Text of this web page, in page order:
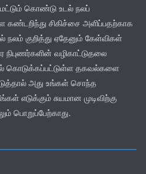
கொண்டு உடல் நலப்
சிகிச்சை அளிப்பதற்காக
நலம் குறித்து ஏதேனும் கேள்விகள்
நிபுணர்களின் வழிகாட்டுதலை
கொடுக்கப்பட்டுள்ள தகவல்களை
அது உங்கள் சொந்த
எடுக்கும் சுயமான முடிவிற்கு
பொறுப்பேற்காது.